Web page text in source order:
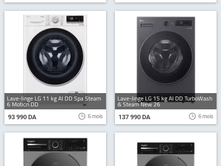
Lave-linge LG 11 kg AI DD Spa Steam
6 Motion DD
93 990 DA 6 mois
Lave-linge LG 15 kg AI DD TurboWash
& Steam New 26
137 990 DA 6 mois